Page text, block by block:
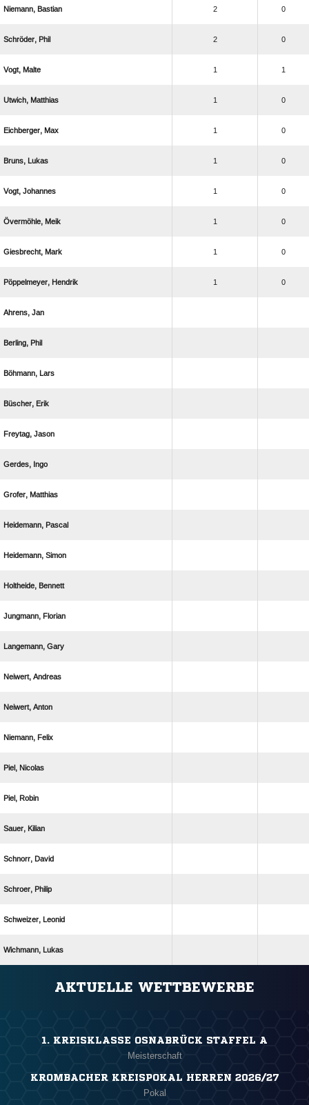
  2 0
  2 0
  1 1
  1 0
  1 0
  1 0
  1 0
  1 0
  1 0
  1 0
 
 
 
 
 
 
 
 
 
 
 
 
 
 
 
 
 
 
 
 
 
 
AKTUELLE WETTBEWERBE
1. KREISKLASSE OSNABRÜCK STAFFEL A
Meisterschaft
KROMBACHER KREISPOKAL HERREN 2026/27
Pokal